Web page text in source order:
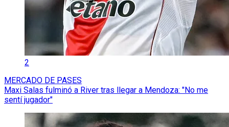
2
MERCADO DE PASES
Maxi Salas fulminó a River tras llegar a Mendoza: "No me
sentí jugador"